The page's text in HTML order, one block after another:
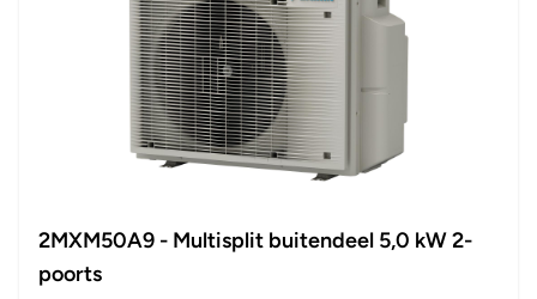
2MXM50A9 - Multisplit buitendeel 5,0 kW 2-
poorts